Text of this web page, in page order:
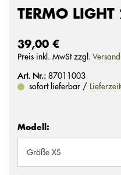
TERMO
39,00 €
Preis inkl. MwSt zzgl.
Art. Nr.: 87011003
sofort lieferbar /
Modell: